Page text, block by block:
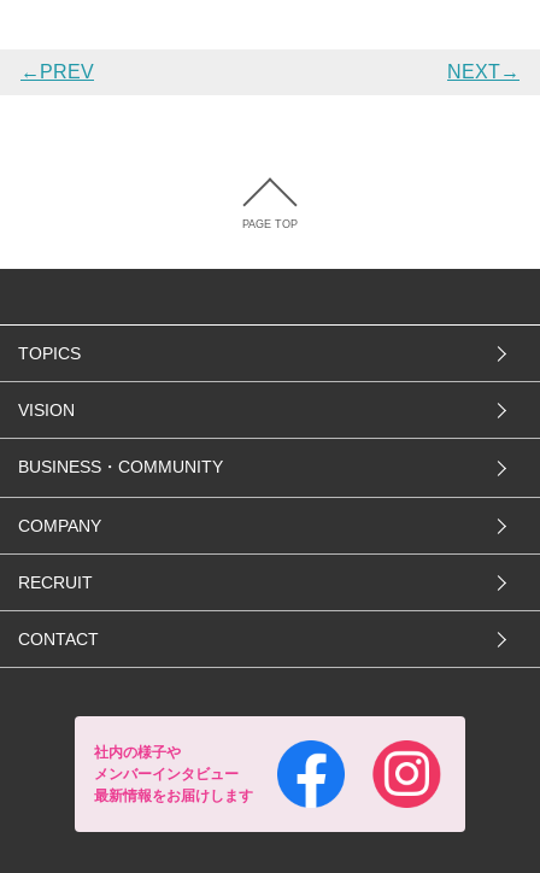
←PREV NEXT→
PAGE TOP
TOPICS
VISION
BUSINESS・COMMUNITY
COMPANY
RECRUIT
CONTACT
社内の様子や
メンバーインタビュー
最新情報をお届けします